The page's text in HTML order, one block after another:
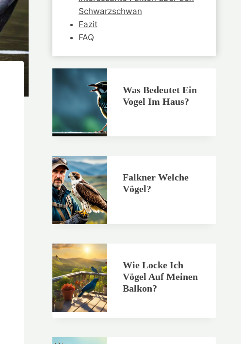
Schwarzschwan
Fazit
FAQ
Was Bedeutet Ein
Vogel Im Haus?
Falkner Welche
Vögel?
Wie Locke Ich
Vögel Auf Meinen
Balkon?